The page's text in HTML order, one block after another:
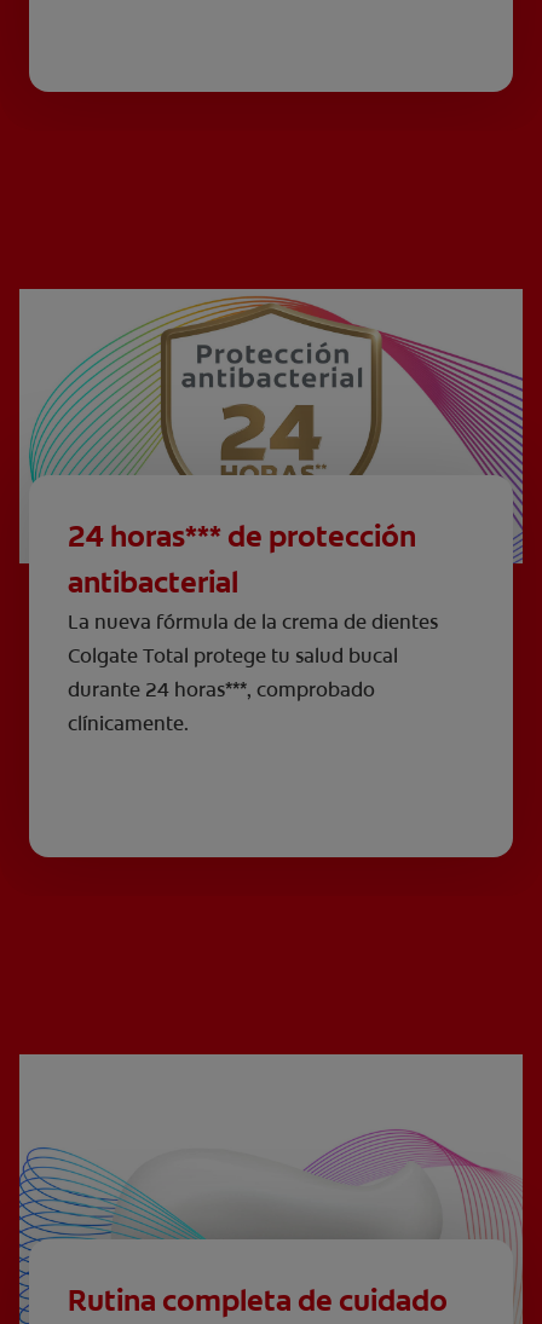
24 horas*** de protección
antibacterial
La nueva fórmula de la crema de dientes
Colgate Total protege tu salud bucal
durante 24 horas***, comprobado
clínicamente.
Rutina completa de cuidado